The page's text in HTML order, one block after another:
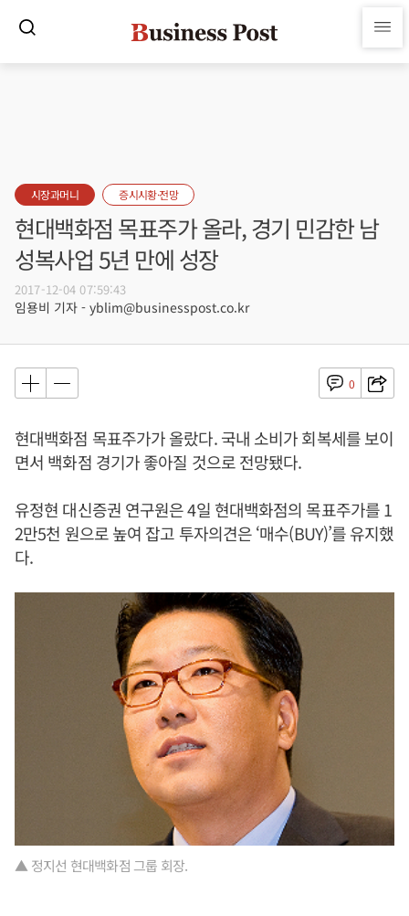
시장과머니 증시시황·전망
현대백화점 목표주가 올라, 경기 민감한 남
성복사업 5년 만에 성장
2017-12-04 07:59:43
임용비 기자 - yblim@businesspost.co.kr
0
현대백화점 목표주가가 올랐다. 국내 소비가 회복세를 보이
면서 백화점 경기가 좋아질 것으로 전망됐다.
유정현 대신증권 연구원은 4일 현대백화점의 목표주가를 1
2만5천 원으로 높여 잡고 투자의견은 ‘매수(BUY)’를 유지했
다.
▲ 정지선 현대백화점 그룹 회장.